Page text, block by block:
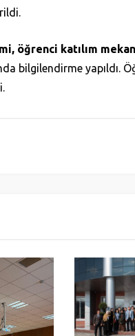
öğrenci katılım
bilgilendirme yapıldı.